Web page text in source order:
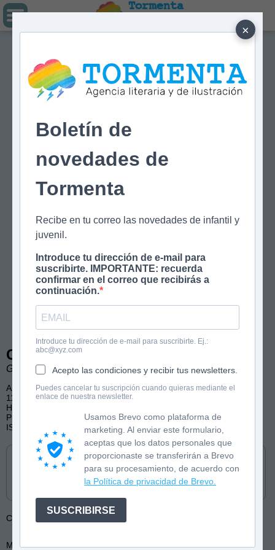
×
Boletín de
novedades de
Tormenta
Recibe en tu correo las novedades de infantil y
juvenil.
Introduce tu dirección de e-mail para
suscribirte. IMPORTANTE: recuerda
confirmar en el correo que recibirás a
continuación.
Introduce tu dirección de e-mail para suscribirte. Ej.:
abc@xyz.com
Acepto las condiciones y recibir tus newsletters.
Puedes cancelar tu suscripción cuando quieras mediante el
enlace de nuestra newsletter.
Usamos Brevo como plataforma de
marketing. Al enviar este formulario,
aceptas que los datos personales que
proporcionaste se transferirán a Brevo
para su procesamiento, de acuerdo con
la Política de privacidad de Brevo.
SUSCRIBIRSE
Tormenta
Castigados en el antiguo Egipto
Gabi Tormenta. Ilustraciones de Paula Jerez.
A partir de 7 años
112 páginas, color
Historia, Humor, Aventuras
Publicado por Loqueleo (castellano) y Jollibre (catalán)
ISBN: 9788491226154
Cómpralo en
Colección:
Más de: Paula Jerez